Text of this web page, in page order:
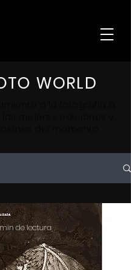
WORLD
min de lectura